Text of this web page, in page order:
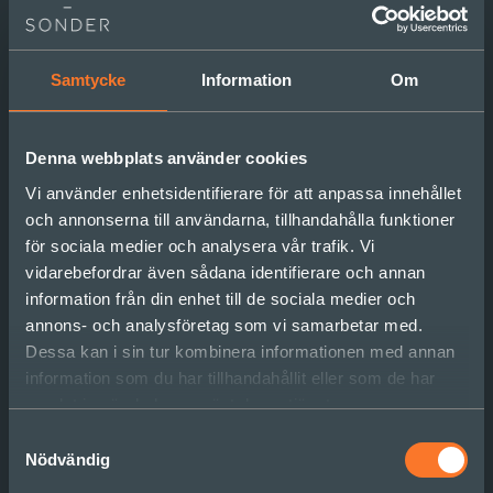
Samtycke Information Om
Denna webbplats använder cookies
Vi använder enhetsidentifierare för att anpassa innehållet
och annonserna till användarna, tillhandahålla funktioner
för sociala medier och analysera vår trafik. Vi
vidarebefordrar även sådana identifierare och annan
information från din enhet till de sociala medier och
annons- och analysföretag som vi samarbetar med.
Dessa kan i sin tur kombinera informationen med annan
information som du har tillhandahållit eller som de har
samlat in när du har använt deras tjänster.
Nödvändig
styrning också i värdet av att involvera de aktörer
som både behöver berika strategin och ta ansvar
styrningen alltså vara självklara medspelare. En
affärsområdeschef som också är ”Business
och se det som lika naturligt att involvera
exempelvis en produktägare som den egna
ledningsgruppen.
Innehåll som kan nyttjas som
kompass för
utvecklingsprioriteringar
beslut om prioriteringar. Inte (primärt) som en
målbild över hur vi vill att allt ska bli på sikt, inte